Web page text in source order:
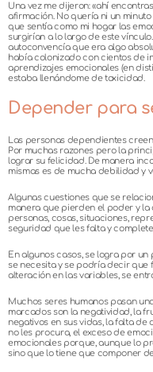
Una vez me dijeron: «ahí
afirmación. No quería ni un
que sentía como mi hogar las
surgirían a lo largo de este
autoconvencía que era algo
había colonizado con cientos de
aprendizajes emocionales (en
estaba llenándome de toxicidad.
Depender para
Las personas dependientes
Por muchas razones pero la
lograr su felicidad. De manera
mismas es de mucha debilidad y
Algunas cuestiones que se
manera que pierden el poder y la
personas, cosas, situaciones,
seguridad que les falta y
En algunos casos, se logra por
se necesita y se podría decir que
alteración en las variables, se
Muchos seres humanos pasan
marcados son la negatividad, la
negativos en sus vidas, la falta
no les procura, el exceso de
emocionales porque, aunque lo
sino que lo tiene que componer